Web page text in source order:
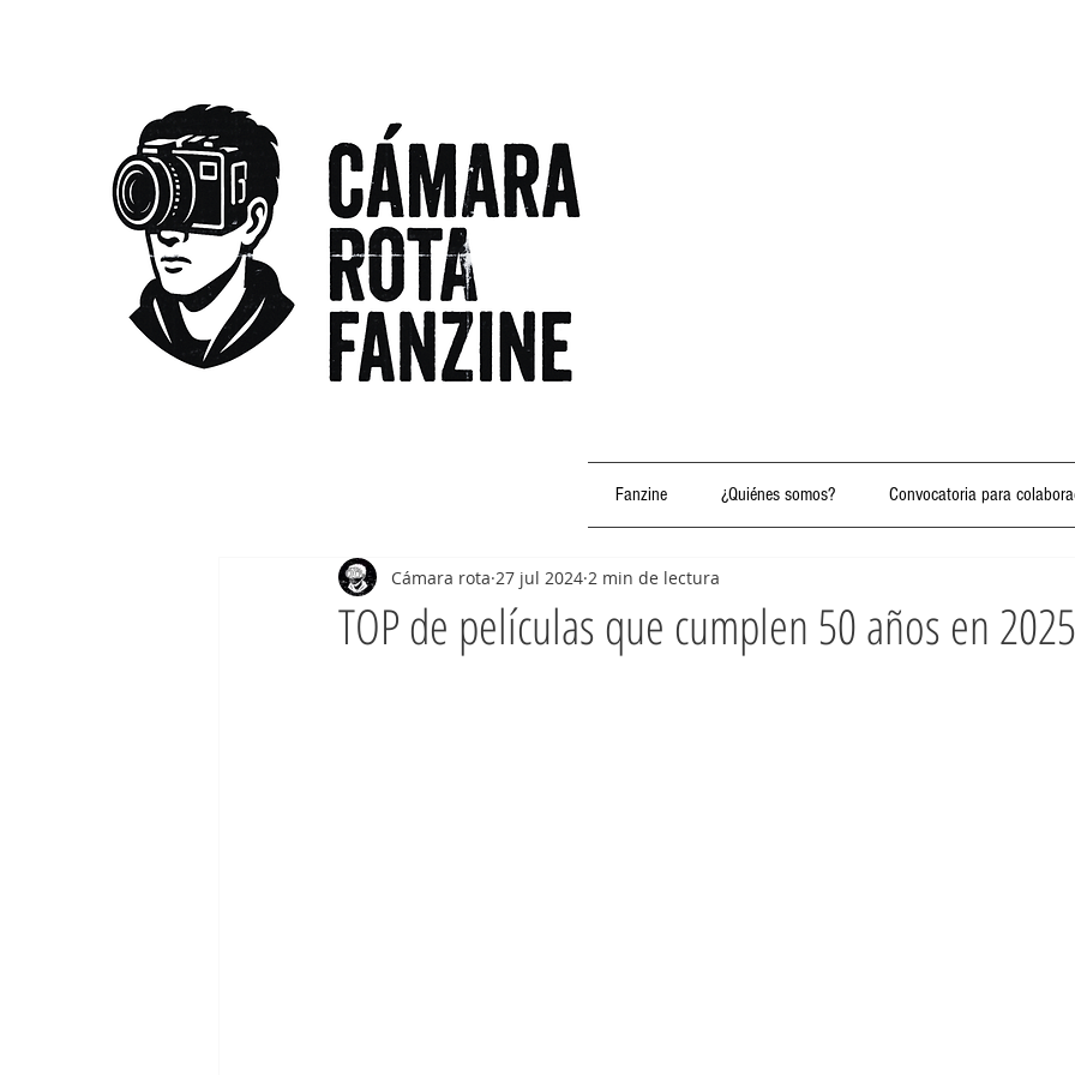
Fanzine ¿Quiénes somos? Convocatoria para
TOP de películas que cumplen 50 años en 2025
Cámara rota 27 jul 2024 2 min de lectura